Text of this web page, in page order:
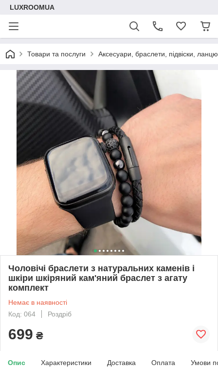
LUXROOMUА
Товари та послуги Аксесуари, браслети, підвіски,
Чоловічі браслети з натуральних каменів і
шкіри шкіряний кам'яний браслет з агату
комплект
Немає в наявності
Код: 064
Роздріб
699 ₴
Опис Характеристики Доставка Оплата Умови